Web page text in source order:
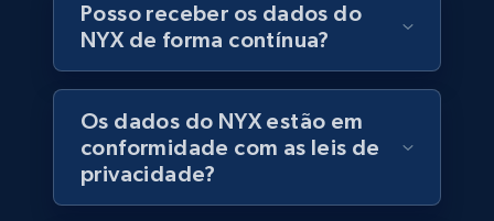
eCommerce
5.6K+ 877+ Buy Now
TikTok Shop
Posso receber os dados do
NYX de forma contínua?
Os dados do NYX estão em
conformidade com as leis de
privacidade?